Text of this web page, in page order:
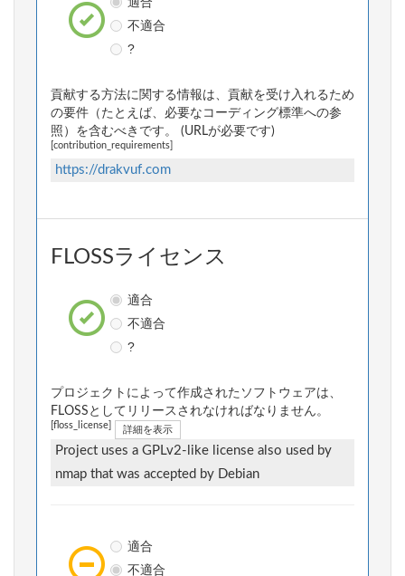
不適合
?
貢献する方法に関する情報は、貢献を受け入れるため
の要件（たとえば、必要なコーディング標準への参
照）を含むべきです。 (URLが必要です)
[contribution_requirements]
https://drakvuf.com
FLOSSライセンス
適合
不適合
?
プロジェクトによって作成されたソフトウェアは、
FLOSSとしてリリースされなければなりません。
[floss_license] 詳細を表示
Project uses a GPLv2-like license also used by
nmap that was accepted by Debian
適合
不適合